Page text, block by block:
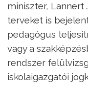
miniszter, Lannert
terveket is
pedagógus
vagy a
rendszer
iskolaigazgatói